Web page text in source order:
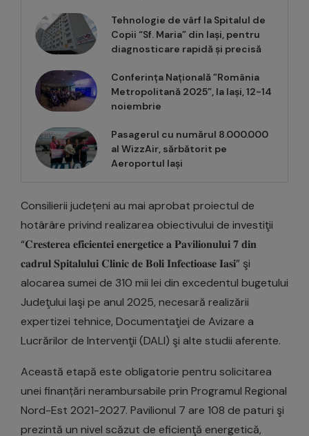
Tehnologie de vârf la Spitalul de
Copii “Sf. Maria” din Iași, pentru
diagnosticare rapidă și precisă
Conferința Națională ”România
Metropolitană 2025”, la Iași, 12-14
noiembrie
Pasagerul cu numărul 8.000.000
al WizzAir, sărbătorit pe
Aeroportul Iași
Consilierii județeni au mai aprobat proiectul de
hotârâre privind realizarea obiectivului de investiţii
“𝐂𝐫𝐞𝐬‌𝐭𝐞𝐫𝐞𝐚 𝐞𝐟𝐢𝐜𝐢𝐞𝐧𝐭‌𝐞𝐢 𝐞𝐧𝐞𝐫𝐠𝐞𝐭𝐢𝐜𝐞 𝐚 𝐏𝐚𝐯𝐢𝐥𝐢𝐨𝐧𝐮𝐥𝐮𝐢 𝟕 𝐝𝐢𝐧
𝐜𝐚𝐝𝐫𝐮𝐥 𝐒𝐩𝐢𝐭𝐚𝐥𝐮𝐥𝐮𝐢 𝐂𝐥𝐢𝐧𝐢𝐜 𝐝𝐞 𝐁𝐨𝐥𝐢 𝐈𝐧𝐟𝐞𝐜𝐭‌𝐢𝐨𝐚𝐬𝐞 𝐈𝐚𝐬‌𝐢” şi
alocarea sumei de 310 mii lei din excedentul bugetului
Judeţului Iaşi pe anul 2025, necesară realizării
expertizei tehnice, Documentaţiei de Avizare a
Lucrărilor de Intervenţii (DALI) şi alte studii aferente.
Această etapă este obligatorie pentru solicitarea
unei finanțări nerambursabile prin Programul Regional
Nord-Est 2021-2027. Pavilionul 7 are 108 de paturi şi
prezintă un nivel scăzut de eficienţă energetică,